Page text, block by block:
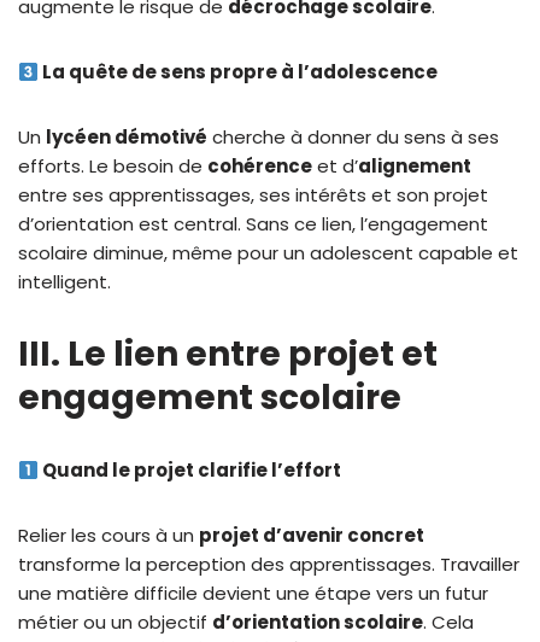
augmente le risque de décrochage scolaire.
La quête de sens propre à l’adolescence
Un lycéen démotivé cherche à donner du sens à ses
efforts. Le besoin de cohérenceet d’alignement
entre ses apprentissages, ses intérêts et son projet
d’orientation est central. Sans ce lien, l’engagement
scolaire diminue, même pour un adolescent capable et
intelligent.
III. Le lien entre projet et
engagement scolaire
Quand le projet clarifie l’effort
Relier les cours à un projet d’avenir concret
transforme la perception des apprentissages. Travailler
une matière difficile devient une étape vers un futur
métier ou un objectif d’orientation scolaire. Cela